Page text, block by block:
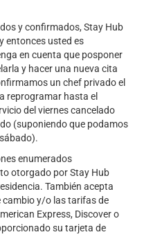
y confirmados, Stay Hub
entonces usted es
en cuenta que posponer
y hacer una nueva cita
un chef privado el
reprogramar hasta el
del viernes cancelado
(suponiendo que podamos
enumerados
otorgado por Stay Hub
También acepta
cambio y/o las tarifas de
Express, Discover o
su tarjeta de